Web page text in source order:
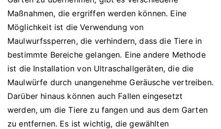
Maßnahmen, die ergriffen werden können. Eine
Möglichkeit ist die Verwendung von
Maulwurfssperren, die verhindern, dass die Tiere in
bestimmte Bereiche gelangen. Eine andere Methode
ist die Installation von Ultraschallgeräten, die die
Maulwürfe durch unangenehme Geräusche vertreiben.
Darüber hinaus können auch Fallen eingesetzt
werden, um die Tiere zu fangen und aus dem Garten
zu entfernen. Es ist wichtig, die gewählten